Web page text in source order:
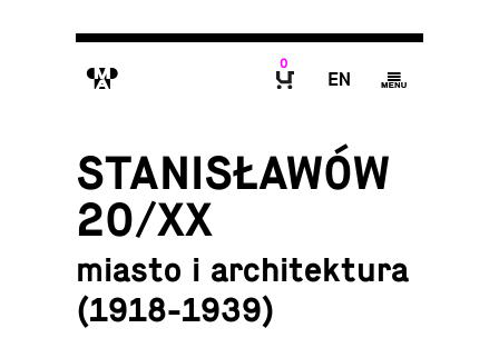
M
0
E g
STANISŁAWÓW
20/XX
miasto i architektura
(1918-1939)